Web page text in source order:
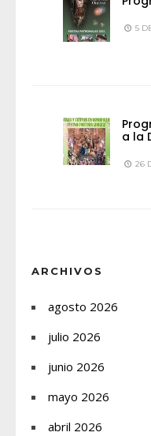
5
a la
26
ARCHIVOS
agosto 2026
julio 2026
junio 2026
mayo 2026
abril 2026